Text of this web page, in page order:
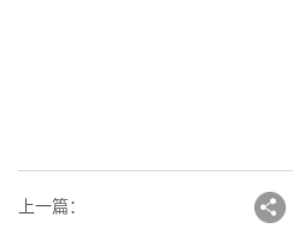
上一篇 ：